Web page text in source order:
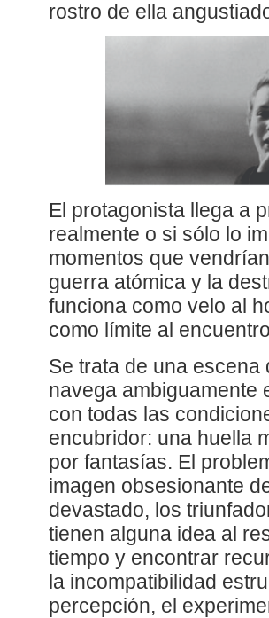
rostro de ella
El protagonista llega a
realmente o si sólo lo
momentos que
guerra atómica y la
funciona como velo al
como límite al
Se trata de una
navega ambiguamente
con todas las
encubridor: una huella
por fantasías. El
imagen obsesionante
devastado, los
tienen alguna idea al
tiempo y encontrar
la incompatibilidad
percepción, el